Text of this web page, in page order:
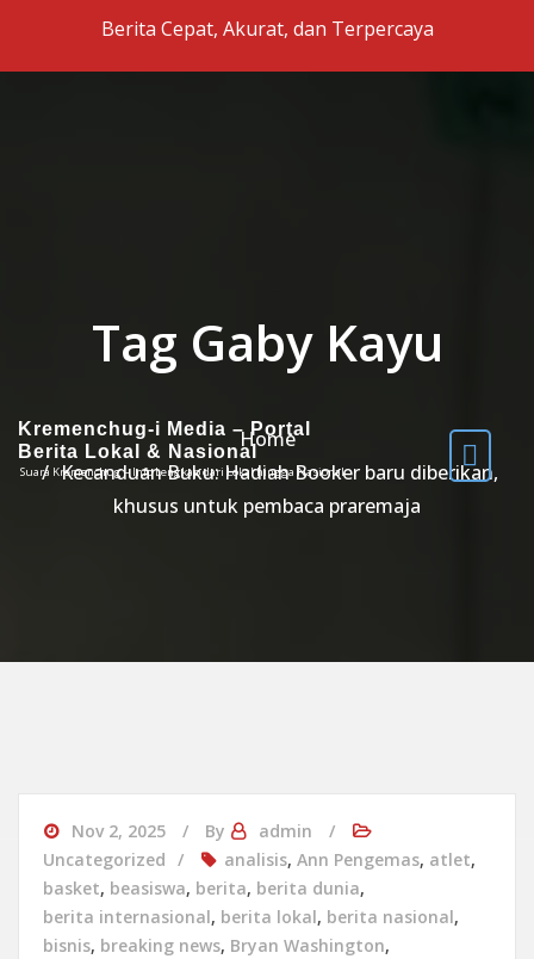
Skip to the contentBerita Cepat, Akurat, dan Terpercaya
Kremenchug-i Media – Portal
Berita Lokal & Nasional
Suara Kremenchug – Info Lengkap dari Lokal hingga Nasional
Tag Gaby Kayu
Home
Kecanduan Buku: Hadiah Booker baru diberikan,
khusus untuk pembaca praremaja
Nov 2, 2025 By
admin
Uncategorized
analisis, Ann Pengemas, atlet,
basket, beasiswa, berita, berita dunia,
berita internasional, berita lokal, berita nasional,
bisnis, breaking news, Bryan Washington,